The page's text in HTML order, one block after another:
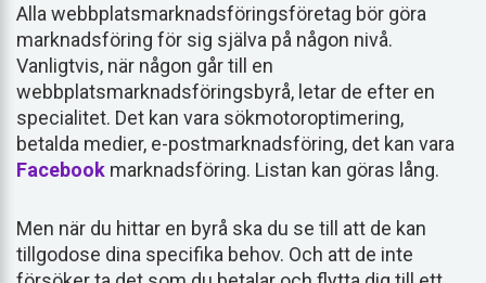
Alla webbplatsmarknadsföringsföretag bör göra
marknadsföring för sig själva på någon nivå.
Vanligtvis, när någon går till en
webbplatsmarknadsföringsbyrå, letar de efter en
specialitet. Det kan vara sökmotoroptimering,
betalda medier, e-postmarknadsföring, det kan vara
Facebook marknadsföring. Listan kan göras lång.
Men när du hittar en byrå ska du se till att de kan
tillgodose dina specifika behov. Och att de inte